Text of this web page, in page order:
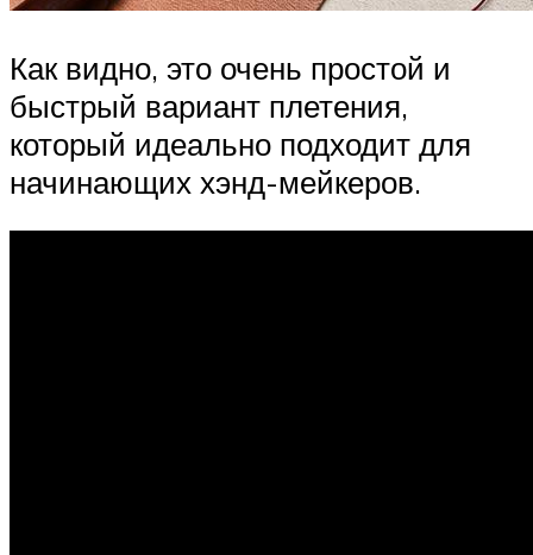
Как видно, это очень простой и
быстрый вариант плетения,
который идеально подходит для
начинающих хэнд-мейкеров.